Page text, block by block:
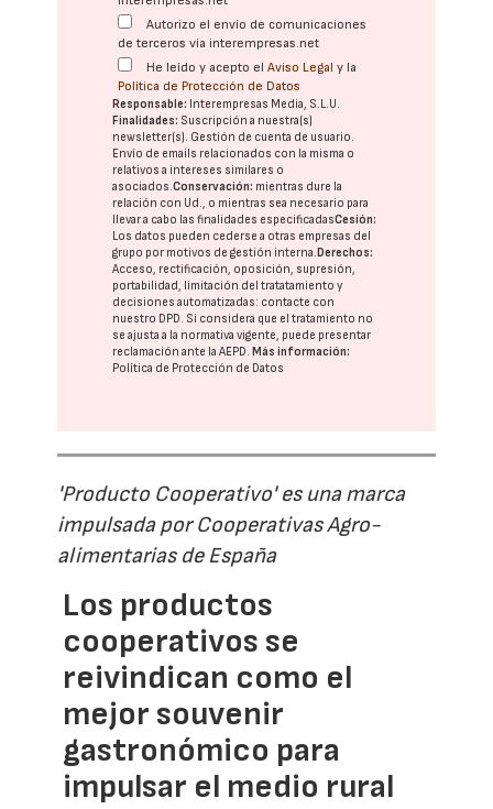
Autorizo el envío de comunicaciones
de terceros vía interempresas.net
He leído y acepto elAviso Legal y la
Política de Protección de Datos
Responsable: Interempresas Media, S.L.U.
Finalidades: Suscripción a nuestra(s)
newsletter(s). Gestión de cuenta de usuario.
Envío de emails relacionados con la misma o
relativos a intereses similares o
asociados.Conservación: mientras dure la
relación con Ud., o mientras sea necesario para
llevar a cabo las finalidades especificadasCesión:
Los datos pueden cederse a otras empresas del
grupo por motivos de gestión interna. Derechos:
Acceso, rectificación, oposición, supresión,
portabilidad, limitación del tratatamiento y
decisiones automatizadas: contacte con
nuestro DPD. Si considera que el tratamiento no
se ajusta a la normativa vigente, puede presentar
reclamación ante laAEPD. Más información:
Política de Protección de Datos
'Producto Cooperativo' es una marca
impulsada por Cooperativas Agro-
alimentarias de España
Los productos
cooperativos se
reivindican como el
mejor souvenir
gastronómico para
impulsar el medio rural